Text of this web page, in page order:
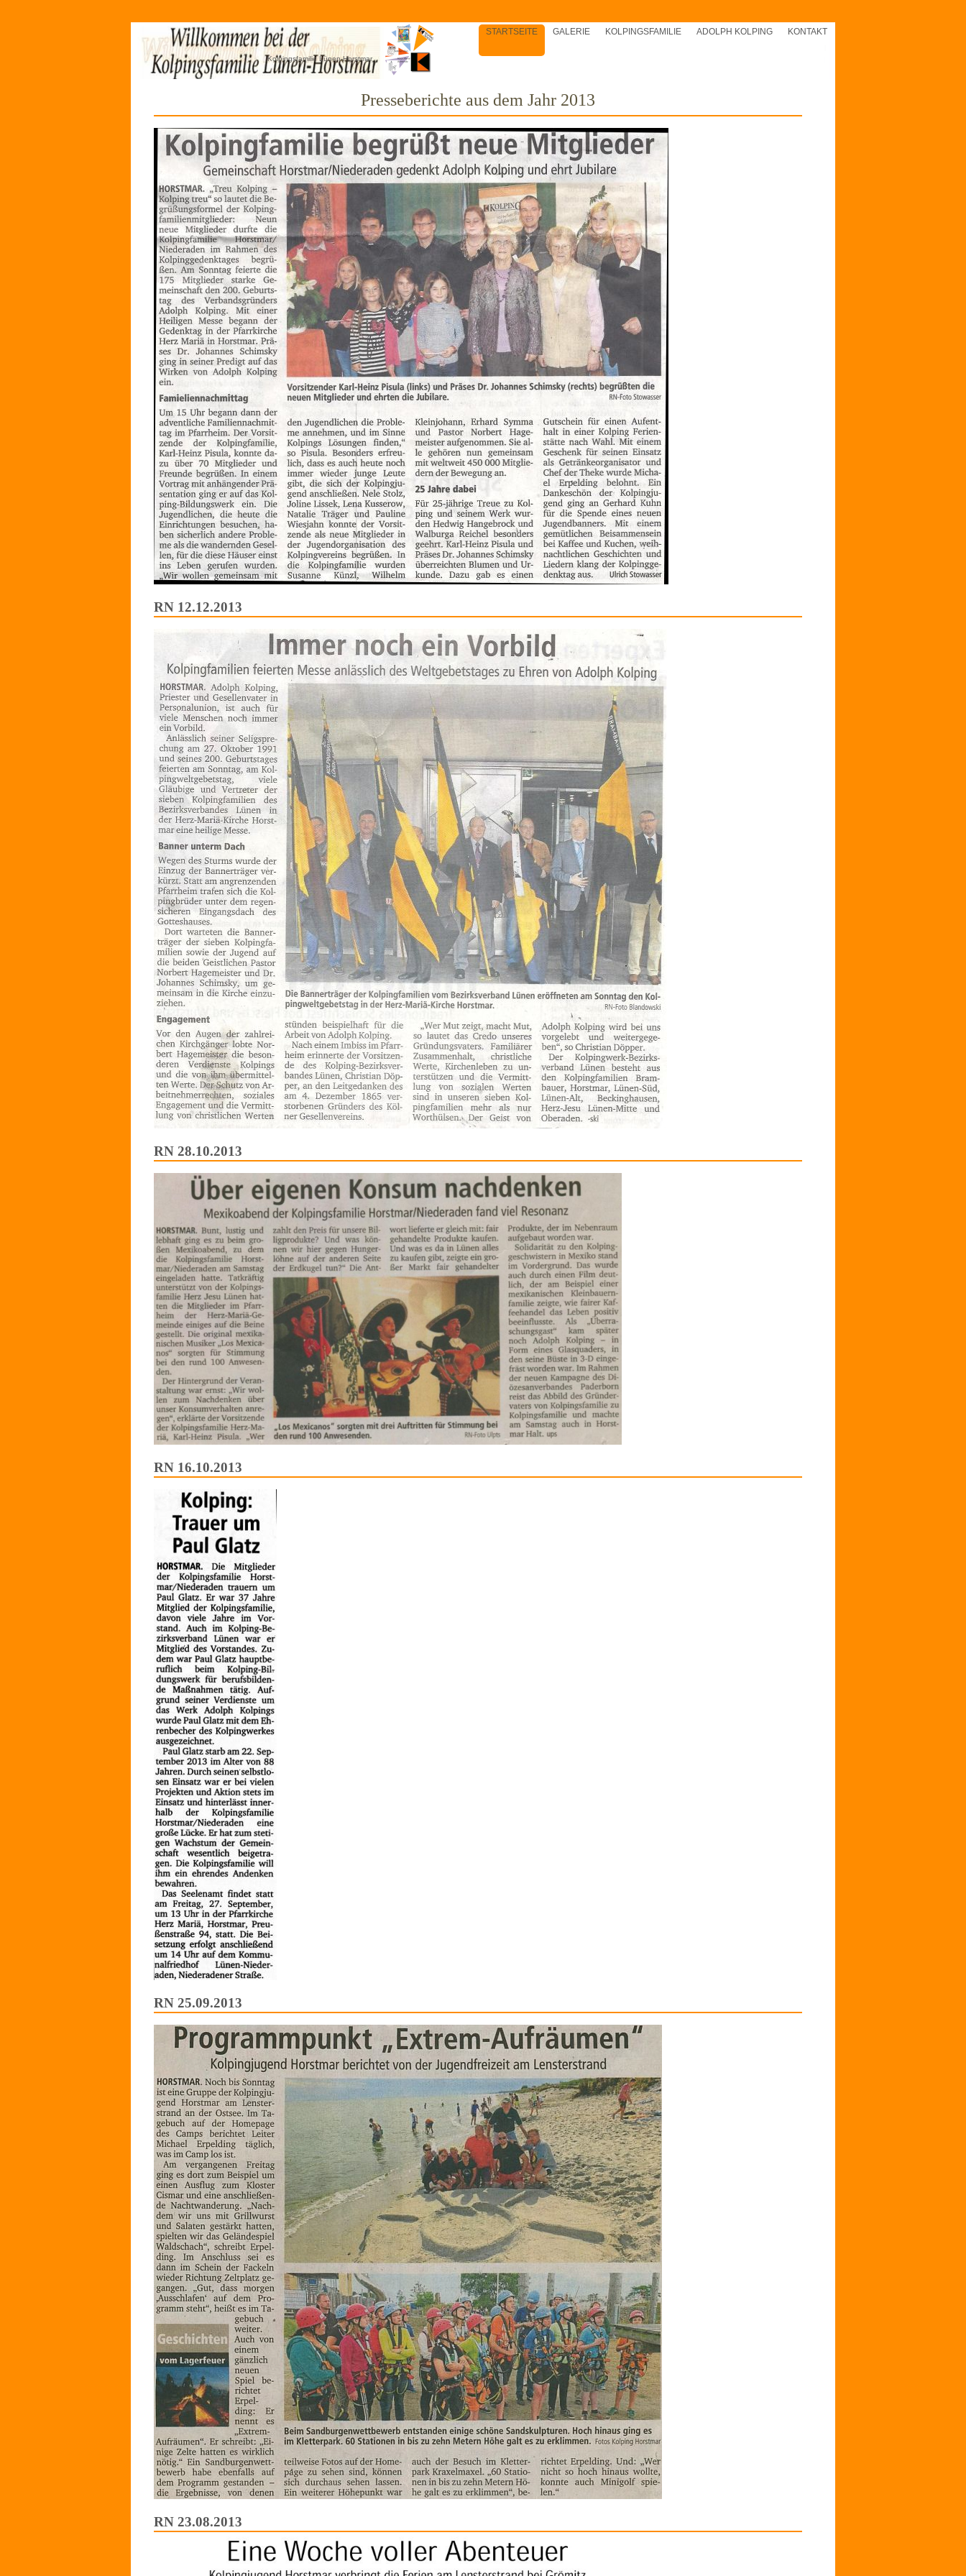
STARTSEITE GALERIE KOLPINGSFAMILIE ADOLPH KOLPING KONTAKT
Kolpingsfamilie Lünen-Horstmar
Presseberichte aus dem Jahr 2013
RN 12.12.2013
RN 28.10.2013
RN 16.10.2013
RN 25.09.2013
RN 23.08.2013